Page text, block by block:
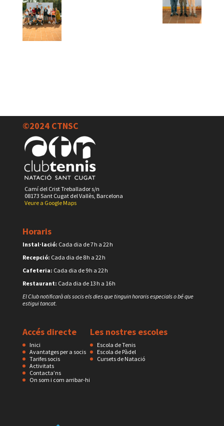
©2024 CTNSC
Camí del Crist Treballador s/n
08173 Sant Cugat del Vallès, Barcelona
Veure a Google Maps
Horaris
Instal·lació: Cada dia de 7 h a 22 h
Recepció: Cada dia de 8 h a 22 h
Cafeteria: Cada dia de 9 h a 22 h
Restaurant: Cada dia de 13 h a 16 h
El Club notificarà als socis els dies que tinguin horaris especials o bé que
estigui tancat.
Accés directe
Inici
Avantatges per a socis
Tarifes socis
Activitats
Contacta’ns
On som i com arribar-hi
Les nostres escoles
Escola de Tenis
Escola de Pàdel
Cursets de Natació